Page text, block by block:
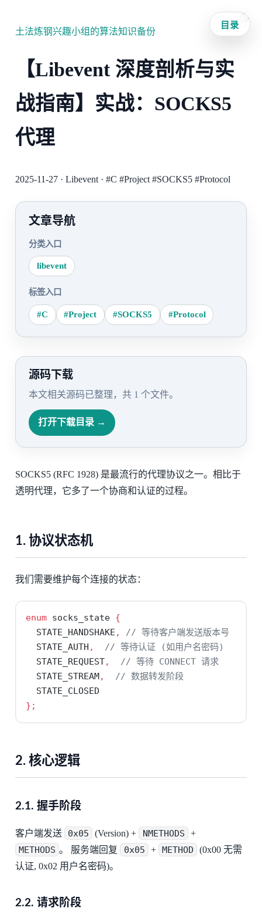
土法炼钢兴趣小组的算法知识备份
【Libevent 深度剖析与实
战指南】实战：SOCKS5
代理
2025-11-27· Libevent· #C #Project #SOCKS5 #Protocol
文章导航
分类入口
libevent
标签入口
#C #Project #SOCKS5 #Protocol
源码下载
本文相关源码已整理，共 1 个文件。
打开下载目录 →
SOCKS5 (RFC 1928) 是最流行的代理协议之一。相比于
透明代理，它多了一个协商和认证的过程。
1. 协议状态机
我们需要维护每个连接的状态：
enum socks_state {
  STATE_HANDSHAKE
,
// 等待客户端发送版本号
  STATE_AUTH
,
// 等待认证 (如用户名密码)
  STATE_REQUEST
,
// 等待 CONNECT 请求
  STATE_STREAM
,
// 数据转发阶段
  STATE_CLOSED
};
2. 核心逻辑
2.1. 握手阶段
客户端发送 0x05 (Version) + NMETHODS +
METHODS 。 服务端回复 0x05 + METHOD
(0x00 无需
认证, 0x02 用户名密码)。
2.2. 请求阶段
目录